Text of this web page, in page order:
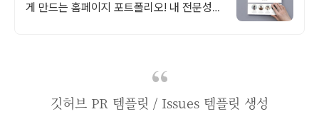
게 만드는 홈페이지 포트폴리오! 내 전문성을
깃허브 PR 템플릿 / Issues 템플릿 생성